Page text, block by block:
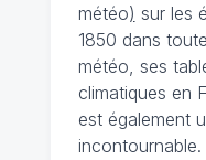
météo) sur les
1850 dans
météo, ses
climatiques en
est également